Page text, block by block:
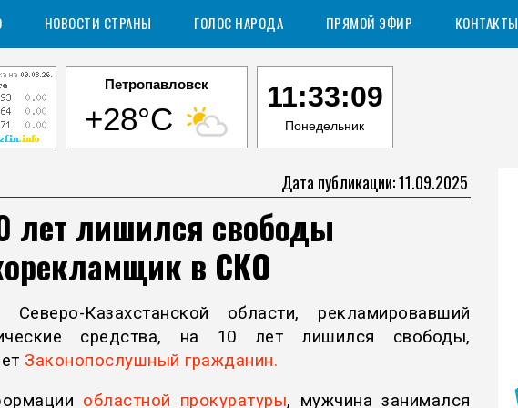
НОВОСТИ СТРАНЫ ГОЛОС НАРОДА ПРЯМОЙ ЭФИР КОНТАКТЫ
Петропавловск
+28°C
11:33:10
Понедельник
Дата публикации: 11.09.2025
лет лишился свободы
в СКО
Северо-Казахстанской области, рекламировавший
средства, на 10 лет лишился свободы,
Законопослушный гражданин.
областной прокуратуры, мужчина занимался